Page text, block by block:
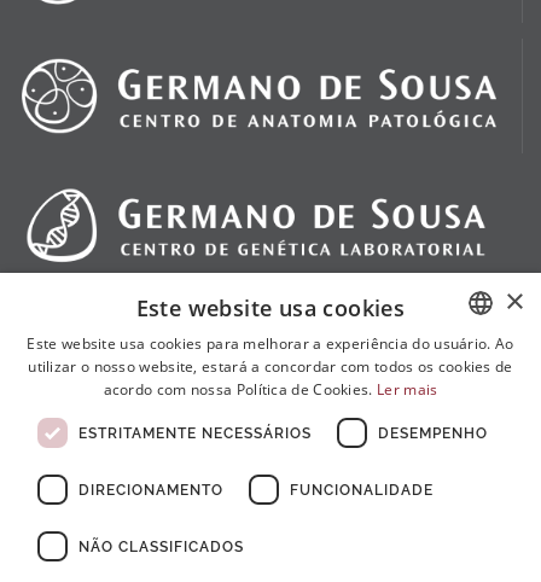
PORTAL DE ACESSO
PRODUTOS
POLÍTICA DE PRIVACIDADE
PROTECÇÃO DE DADOS
PRESS KIT
PORTUGUESE
×
Este website usa cookies
Este website usa cookies para melhorar a experiência do usuário. Ao
utilizar o nosso website, estará a concordar com todos os cookies de
acordo com nossa Política de Cookies. Ler mais
ESTRITAMENTE NECESSÁRIOS DESEMPENHO
DIRECIONAMENTO FUNCIONALIDADE
NÃO CLASSIFICADOS